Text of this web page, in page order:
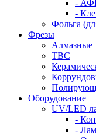
-
-
Фольга
Фрезы
Алмазные
ТВС
Оборудование
UV/LED
-
-